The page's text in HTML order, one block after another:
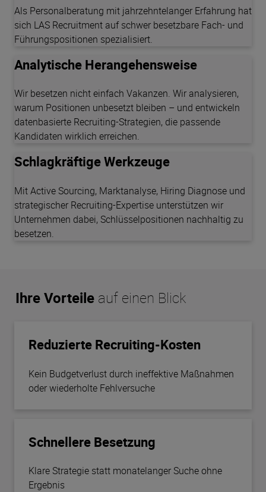
Als Personalberatung mit jahrzehntelanger Erfahrung hat
sich LAS Recruitment auf schwer besetzbare Fach- und
Führungspositionen spezialisiert.
Analytische Herangehensweise
Wir besetzen nicht einfach Vakanzen. Wir analysieren,
warum Positionen unbesetzt bleiben – und entwickeln
datenbasierte Recruiting-Strategien, die passende
Kandidaten wirklich erreichen.
Schlagkräftige Werkzeuge
Mit Active Sourcing, Marktanalyse, Hiring Diagnose und
strategischer Recruiting-Expertise unterstützen wir
Unternehmen dabei, Schlüsselpositionen nachhaltig zu
besetzen.
Ihre Vorteileauf einen Blick
Reduzierte Recruiting-Kosten
Kein Budgetverlust durch ineffektive Maßnahmen
oder wiederholte Fehlversuche
Schnellere Besetzung
Klare Strategie statt monatelanger Suche ohne
Ergebnis